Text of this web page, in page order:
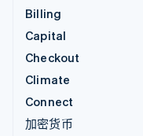
Billing
Capital
Checkout
Climate
Connect
加密货币